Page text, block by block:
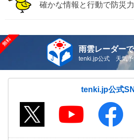
確かな情報と行動で防災
雨雲レーダー
tenki.jp公式 天気予
tenki.jp公式